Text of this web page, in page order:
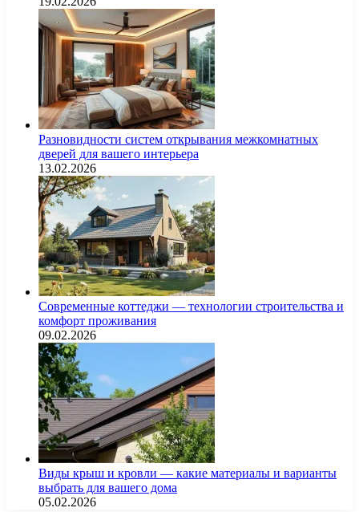
Разновидности систем открывания межкомнатных
дверей для вашего интерьера
13.02.2026
Современные коттеджи — технологии строительства и
комфорт проживания
09.02.2026
Виды крыш и кровли — какие материалы и варианты
выбрать для вашего дома
05.02.2026